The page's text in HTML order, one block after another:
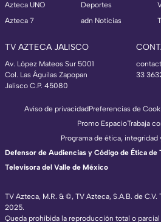
Azteca UNO
Azteca 7
Deportes
adn Noticias
TV AZTECA JALISCO
Av. López Mateos Sur 5001
Col. Las Águilas Zapopan
Jalisco C.P. 45080
33
TV Azteca, M.R. & ©, TV Azteca, S.A.B. de
2025.
Queda prohibida la reproducción total o
Aviso de privacidadPreferencias de
Promo EspacioTrabaja
Programa de ética,
Defensor de Audiencias y Código de Ética de
Televisora del Valle de México